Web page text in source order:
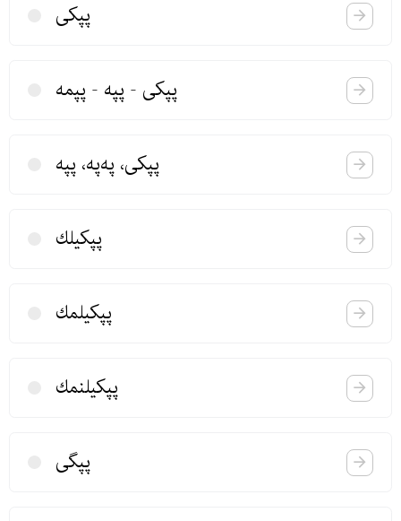
پپكی
پپكی - پپه - پپمه
پپكی، په‌په، پپه
پپكیلك
پپكیلمك
پپكیلنمك
پپگی